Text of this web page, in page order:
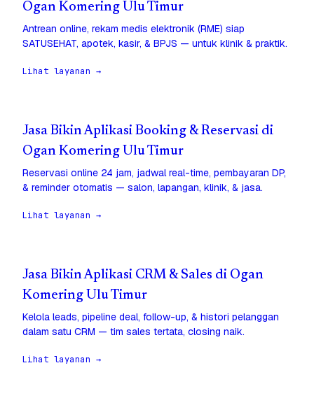
Ogan Komering Ulu Timur
Antrean online, rekam medis elektronik (RME) siap
SATUSEHAT, apotek, kasir, & BPJS — untuk klinik & praktik.
Lihat layanan →
Jasa Bikin Aplikasi Booking & Reservasi di
Ogan Komering Ulu Timur
Reservasi online 24 jam, jadwal real-time, pembayaran DP,
& reminder otomatis — salon, lapangan, klinik, & jasa.
Lihat layanan →
Jasa Bikin Aplikasi CRM & Sales di Ogan
Komering Ulu Timur
Kelola leads, pipeline deal, follow-up, & histori pelanggan
dalam satu CRM — tim sales tertata, closing naik.
Lihat layanan →